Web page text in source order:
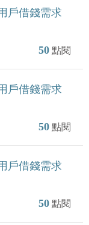
戶借錢需求
50 點閱
戶借錢需求
50 點閱
戶借錢需求
50 點閱